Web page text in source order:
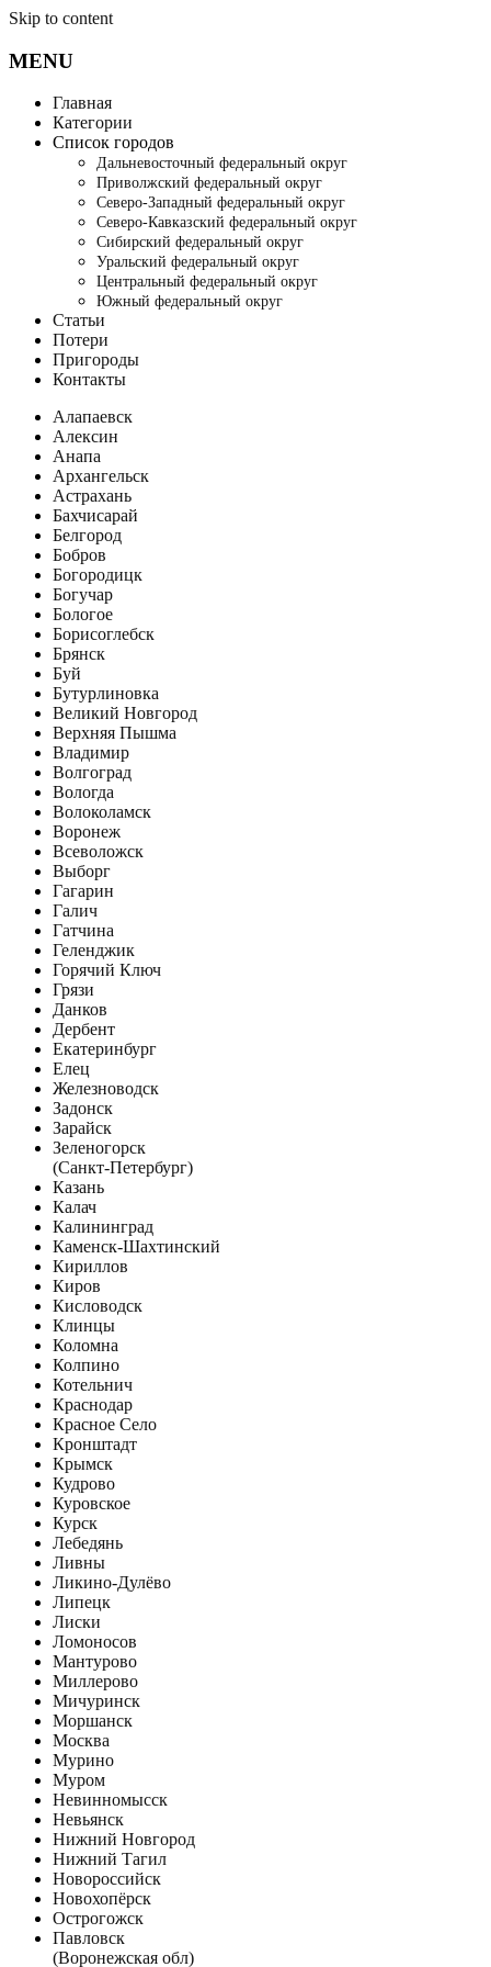
Skip to content
MENU
Главная
Категории
Список городов
Дальневосточный федеральный округ
Приволжский федеральный округ
Северо-Западный федеральный округ
Северо-Кавказский федеральный округ
Сибирский федеральный округ
Уральский федеральный округ
Центральный федеральный округ
Южный федеральный округ
Статьи
Потери
Пригороды
Контакты
Алапаевск
Алексин
Анапа
Архангельск
Астрахань
Бахчисарай
Белгород
Бобров
Богородицк
Богучар
Бологое
Борисоглебск
Брянск
Буй
Бутурлиновка
Великий Новгород
Верхняя Пышма
Владимир
Волгоград
Вологда
Волоколамск
Воронеж
Всеволожск
Выборг
Гагарин
Галич
Гатчина
Геленджик
Горячий Ключ
Грязи
Данков
Дербент
Екатеринбург
Елец
Железноводск
Задонск
Зарайск
Зеленогорск
(Санкт-Петербург)
Казань
Калач
Калининград
Каменск-Шахтинский
Кириллов
Киров
Кисловодск
Клинцы
Коломна
Колпино
Котельнич
Краснодар
Красное Село
Кронштадт
Крымск
Кудрово
Куровское
Курск
Лебедянь
Ливны
Ликино-Дулёво
Липецк
Лиски
Ломоносов
Мантурово
Миллерово
Мичуринск
Моршанск
Москва
Мурино
Муром
Невинномысск
Невьянск
Нижний Новгород
Нижний Тагил
Новороссийск
Новохопёрск
Острогожск
Павловск
(Воронежская обл)